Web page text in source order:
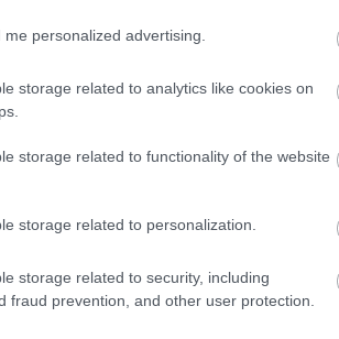
personalized advertising.
storage related to analytics like cookies on
storage related to functionality of the website
storage related to personalization.
storage related to security, including
fraud prevention, and other user protection.